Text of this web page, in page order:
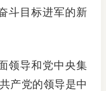
斗目标进军的新
领导和党中央集
产党的领导是中